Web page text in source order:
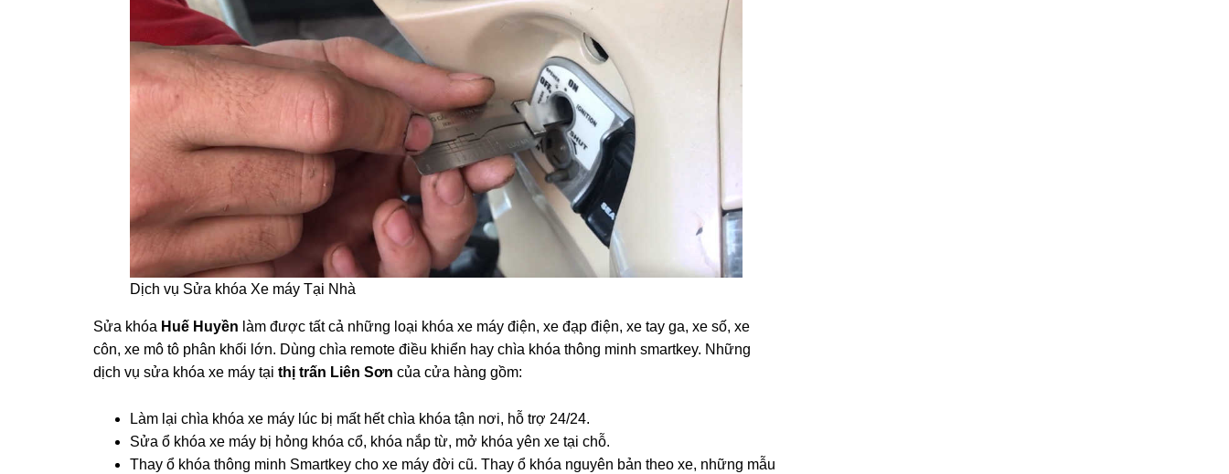
Dịch vụ Sửa khóa Xe máy Tại Nhà
Sửa khóa Huế Huyền làm được tất cả những loại khóa xe máy điện, xe đạp điện, xe tay ga, xe số, xe
côn, xe mô tô phân khối lớn. Dùng chìa remote điều khiển hay chìa khóa thông minh smartkey. Những
dịch vụ sửa khóa xe máy tại thị trấn Liên Sơn của cửa hàng gồm:
Làm lại chìa khóa xe máy lúc bị mất hết chìa khóa tận nơi, hỗ trợ 24/24.
Sửa ổ khóa xe máy bị hỏng khóa cổ, khóa nắp từ, mở khóa yên xe tại chỗ.
Thay ổ khóa thông minh Smartkey cho xe máy đời cũ. Thay ổ khóa nguyên bản theo xe, những mẫu